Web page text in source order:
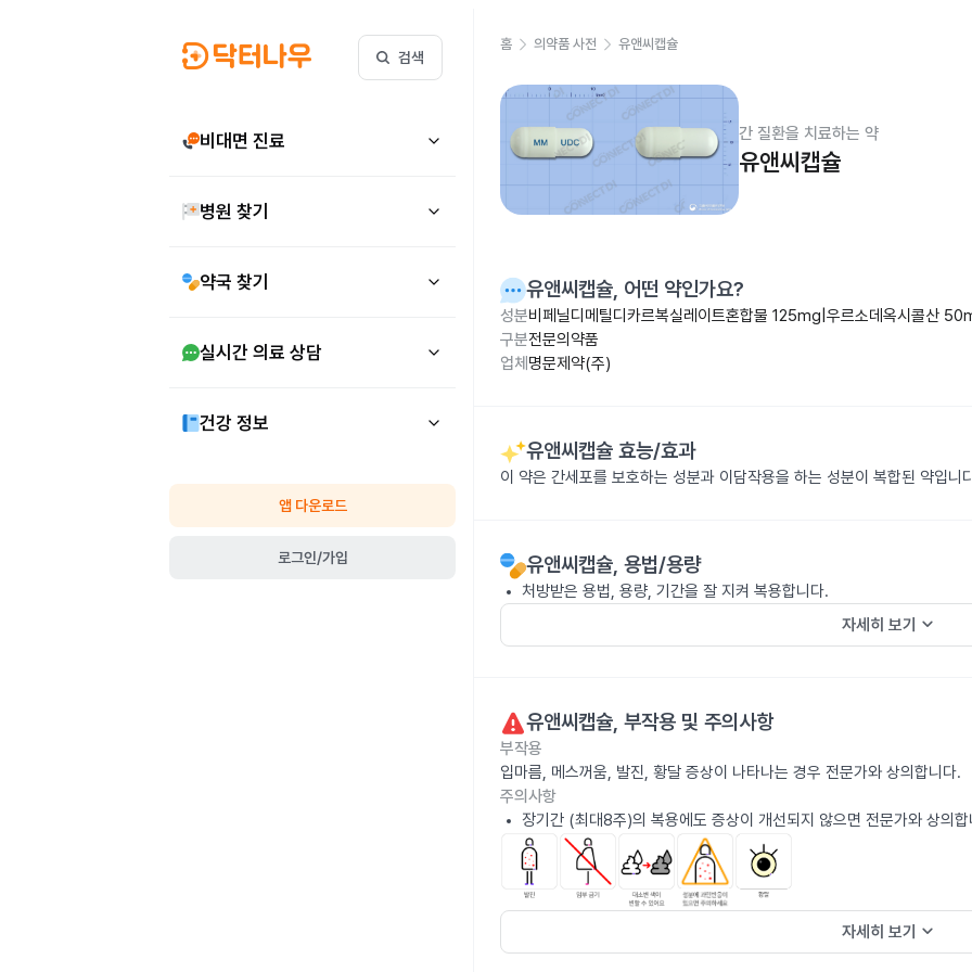
검색
비대면 진료
병원 찾기
약국 찾기
실시간 의료 상담
건강 정보
앱 다운로드
로그인/가입
홈 의약품 사전 유앤씨캡슐
간 질환을 치료하는 약
유앤씨캡슐
유앤씨캡슐, 어떤 약인가요?
성분비페닐디메틸디카르복실레이트혼합물 125mg|우르소데옥시콜산
구분전문의약품
업체 명문제약(주)
유앤씨캡슐 효능/효과
이 약은 간세포를 보호하는 성분과 이담작용을 하는 성분이 복합된 약입니
유앤씨캡슐, 용법/용량
처방받은 용법, 용량, 기간을 잘 지켜 복용합니다.
자세히 보기 keyboard_arrow_down
유앤씨캡슐, 부작용 및 주의사항
부작용
입마름, 메스꺼움, 발진, 황달 증상이 나타나는 경우 전문가와 상의합니다.
주의사항
장기간 (최대8주)의 복용에도 증상이 개선되지 않으면 전문가와 상의
자세히 보기 keyboard_arrow_down